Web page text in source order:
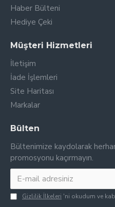
Haber Bülteni
Hediye Çeki
Müşteri Hizmetleri
İletişim
İade İşlemleri
Site Haritası
Markalar
Bülten
Bültenimize kaydolarak
promosyonu kaçırmayın.
Gizlilik İlkeleri 'ni okudum ve